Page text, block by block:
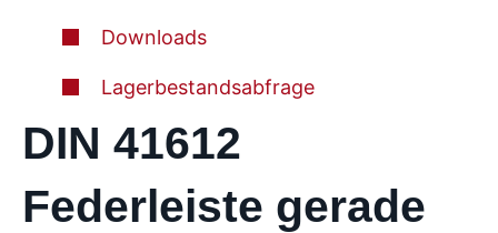
Downloads
Lagerbestandsabfrage
DIN 41612
Federleiste gerade